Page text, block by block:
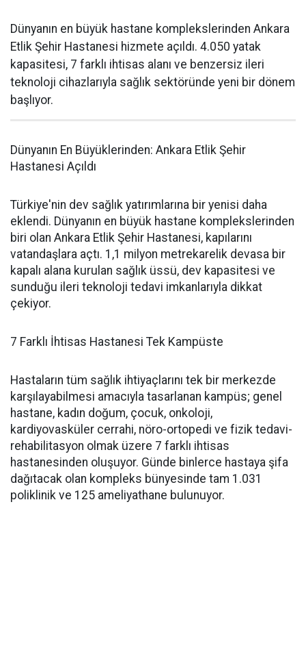
Dünyanın en büyük hastane komplekslerinden Ankara
Etlik Şehir Hastanesi hizmete açıldı. 4.050 yatak
kapasitesi, 7 farklı ihtisas alanı ve benzersiz ileri
teknoloji cihazlarıyla sağlık sektöründe yeni bir dönem
başlıyor.
Dünyanın En Büyüklerinden: Ankara Etlik Şehir
Hastanesi Açıldı
Türkiye'nin dev sağlık yatırımlarına bir yenisi daha
eklendi. Dünyanın en büyük hastane komplekslerinden
biri olan Ankara Etlik Şehir Hastanesi, kapılarını
vatandaşlara açtı. 1,1 milyon metrekarelik devasa bir
kapalı alana kurulan sağlık üssü, dev kapasitesi ve
sunduğu ileri teknoloji tedavi imkanlarıyla dikkat
çekiyor.
7 Farklı İhtisas Hastanesi Tek Kampüste
Hastaların tüm sağlık ihtiyaçlarını tek bir merkezde
karşılayabilmesi amacıyla tasarlanan kampüs; genel
hastane, kadın doğum, çocuk, onkoloji,
kardiyovasküler cerrahi, nöro-ortopedi ve fizik tedavi-
rehabilitasyon olmak üzere 7 farklı ihtisas
hastanesinden oluşuyor. Günde binlerce hastaya şifa
dağıtacak olan kompleks bünyesinde tam 1.031
poliklinik ve 125 ameliyathane bulunuyor.